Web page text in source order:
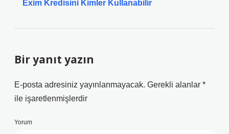
Exim Kredisini Kimler Kullanabilir
Bir yanıt yazın
E-posta adresiniz yayınlanmayacak. Gerekli alanlar *
ile işaretlenmişlerdir
Yorum